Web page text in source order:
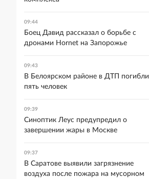
09:44
Боец Давид рассказал о борьбе с
дронами Hornet на Запорожье
09:43
В Белоярском районе в ДТП погибли
пять человек
09:39
Синоптик Леус предупредил о
завершении жары в Москве
09:37
В Саратове выявили загрязнение
воздуха после пожара на мусорном